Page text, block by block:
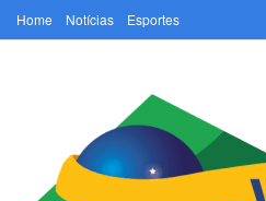
Home Notícias Esportes